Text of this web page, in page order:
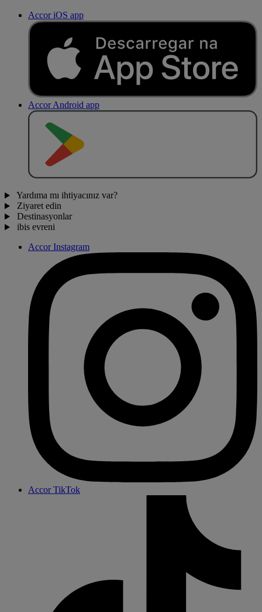
Accor iOS app
Accor Android app
Yardıma mı ihtiyacınız var?
Ziyaret edin
Destinasyonlar
ibis evreni
Accor Instagram
Accor TikTok